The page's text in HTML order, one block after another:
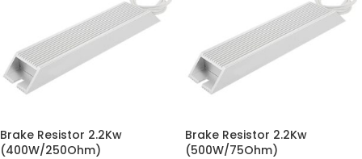
Brake Resistor 2.2Kw
(400W/250Ohm)
Brake Resistor 2.2Kw
(500W/75Ohm)